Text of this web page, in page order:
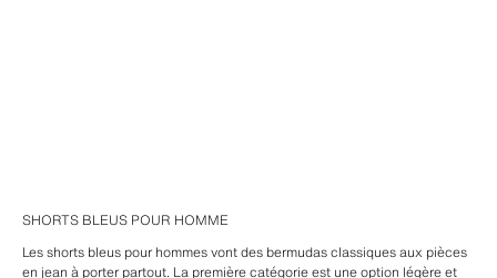
SHORTS BLEUS POUR HOMME
Les shorts bleus pour hommes vont des bermudas classiques aux pièces
en jean à porter partout. La première catégorie est une option légère et